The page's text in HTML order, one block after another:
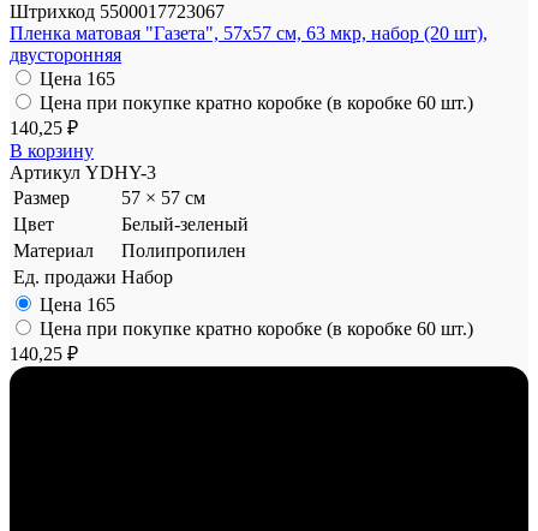
Штрихкод 5500017723067
Пленка матовая "Газета", 57x57 см, 63 мкр, набор (20 шт),
двусторонняя
Цена 165
Цена при покупке кратно коробке (в коробке 60 шт.)
140,25 ₽
В корзину
Артикул YDHY-3
Размер
57 × 57 см
Цвет
Белый-зеленый
Материал
Полипропилен
Ед. продажи Набор
Цена 165
Цена при покупке кратно коробке (в коробке 60 шт.)
140,25 ₽